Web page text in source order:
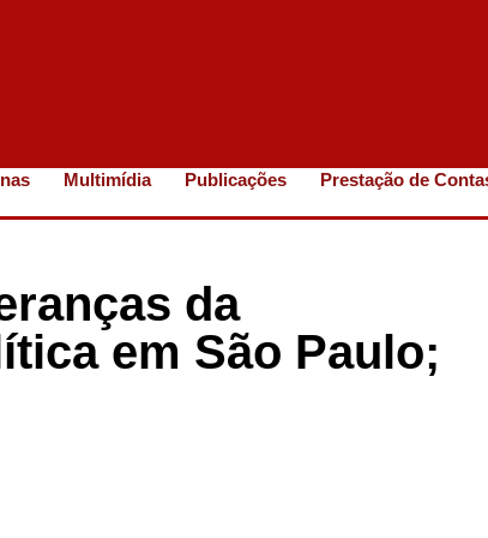
Multimídia Publicações Prestação de
da
em São Paulo;